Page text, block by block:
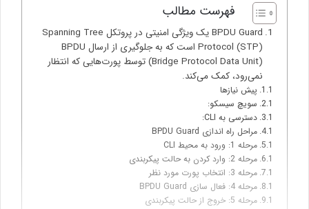
فهرست مطالب
BPDU Guard یک ویژگی امنیتی در پروتکل Spanning Tree
Protocol (STP) است که به جلوگیری از ارسال BPDU
(Bridge Protocol Data Unit) توسط پورت‌هایی که انتظار
نمی‌رود، کمک می‌کند.
پیش نیازها
سویچ سیسکو:
دسترسی به CLI:
مراحل راه اندازی BPDU Guard
مرحله 1: ورود به محیط CLI
مرحله 2: وارد کردن به حالت پیکربندی
مرحله 3: انتخاب پورت مورد نظر
مرحله 4: فعال سازی BPDU Guard
مرحله 5: خروج از حالت پیکربندی